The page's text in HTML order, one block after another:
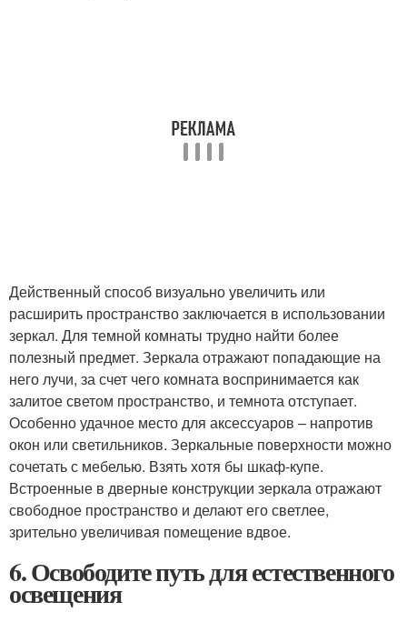
Действенный способ визуально увеличить или
расширить пространство заключается в использовании
зеркал. Для темной комнаты трудно найти более
полезный предмет. Зеркала отражают попадающие на
него лучи, за счет чего комната воспринимается как
залитое светом пространство, и темнота отступает.
Особенно удачное место для аксессуаров – напротив
окон или светильников. Зеркальные поверхности можно
сочетать с мебелью. Взять хотя бы шкаф-купе.
Встроенные в дверные конструкции зеркала отражают
свободное пространство и делают его светлее,
зрительно увеличивая помещение вдвое.
6. Освободите путь для естественного
освещения